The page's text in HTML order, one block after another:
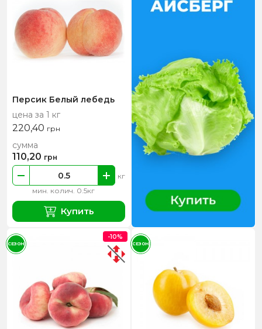
Персик Белый лебедь
цена за 1 кг
220,40 грн
мин. колич. 0.5кг
кг
сумма
110,20 грн
Купить
-10%
СЕЗОН СЕЗОН